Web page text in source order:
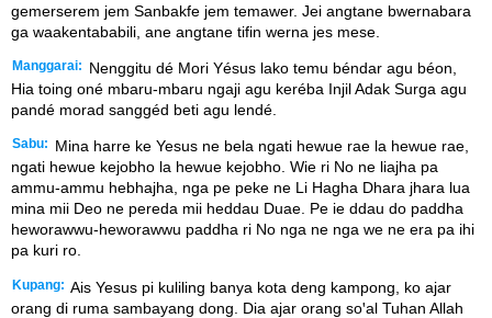
gemerserem jem Sanbakfe jem temawer. Jei angtane bwernabara
ga waakentababili, ane angtane tifin werna jes mese.
Manggarai:
Nenggitu dé Mori Yésus lako temu béndar agu béon,
Hia toing oné mbaru-mbaru ngaji agu keréba Injil Adak Surga agu
pandé morad sanggéd beti agu lendé.
Sabu:
Mina harre ke Yesus ne bela ngati hewue rae la hewue rae,
ngati hewue kejobho la hewue kejobho. Wie ri No ne liajha pa
ammu-ammu hebhajha, nga pe peke ne Li Hagha Dhara jhara lua
mina mii Deo ne pereda mii heddau Duae. Pe ie ddau do paddha
heworawwu-heworawwu paddha ri No nga ne nga we ne era pa ihi
pa kuri ro.
Kupang: Ais Yesus pi kuliling banya kota deng kampong, ko ajar
orang di ruma sambayang dong. Dia ajar orang soꞌal Tuhan Allah